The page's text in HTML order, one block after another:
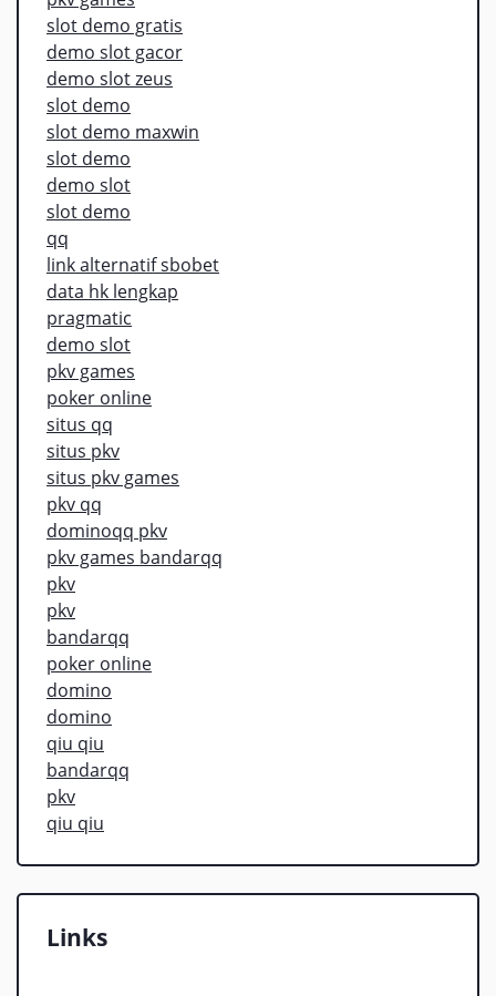
slot demo gratis
demo slot gacor
demo slot zeus
slot demo
slot demo maxwin
slot demo
demo slot
slot demo
qq
link alternatif sbobet
data hk lengkap
pragmatic
demo slot
pkv games
poker online
situs qq
situs pkv
situs pkv games
pkv qq
dominoqq pkv
pkv games bandarqq
pkv
pkv
bandarqq
poker online
domino
domino
qiu qiu
bandarqq
pkv
qiu qiu
Links